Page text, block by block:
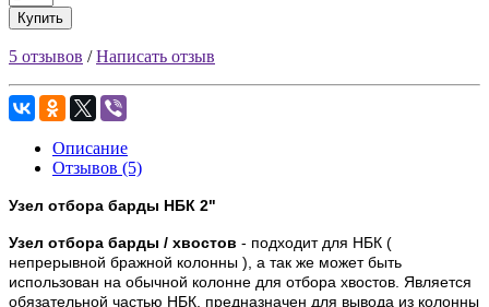
Купить
5 отзывов /Написать отзыв
Описание
Отзывов (5)
Узел отбора барды НБК 2"
Узел отбора барды / хвостов - подходит для НБК (
непрерывной бражной колонны ), а так же может быть
использован на обычной колонне для отбора хвостов. Является
обязательной частью НБК, предназначен для вывода из колонны